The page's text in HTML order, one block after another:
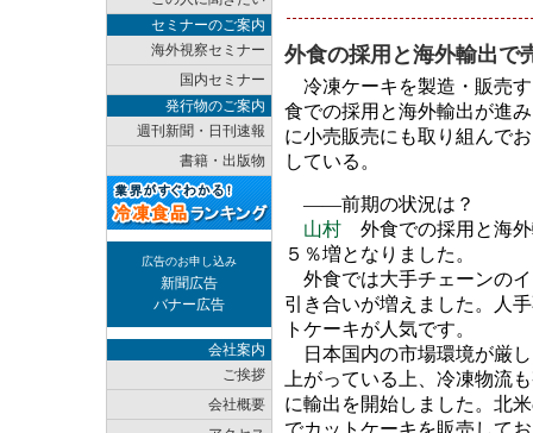
セミナーのご案内
海外視察セミナー
国内セミナー
発行物のご案内
週刊新聞・日刊速報
書籍・出版物
広告のお申し込み
新聞広告
バナー広告
会社案内
ご挨拶
会社概要
外食の採用と海外輸出で
冷凍ケーキを製造・販売
食での採用と海外輸出が進
に小売販売にも取り組んで
している。
――前期の状況は？
山村 外食での採用と海
５％増となりました。
外食では大手チェーンの
引き合いが増えました。人
トケーキが人気です。
日本国内の市場環境が厳
上がっている上、冷凍物流
に輸出を開始しました。北
でカットケーキを販売して